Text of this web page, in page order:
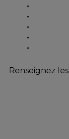
Renseignez